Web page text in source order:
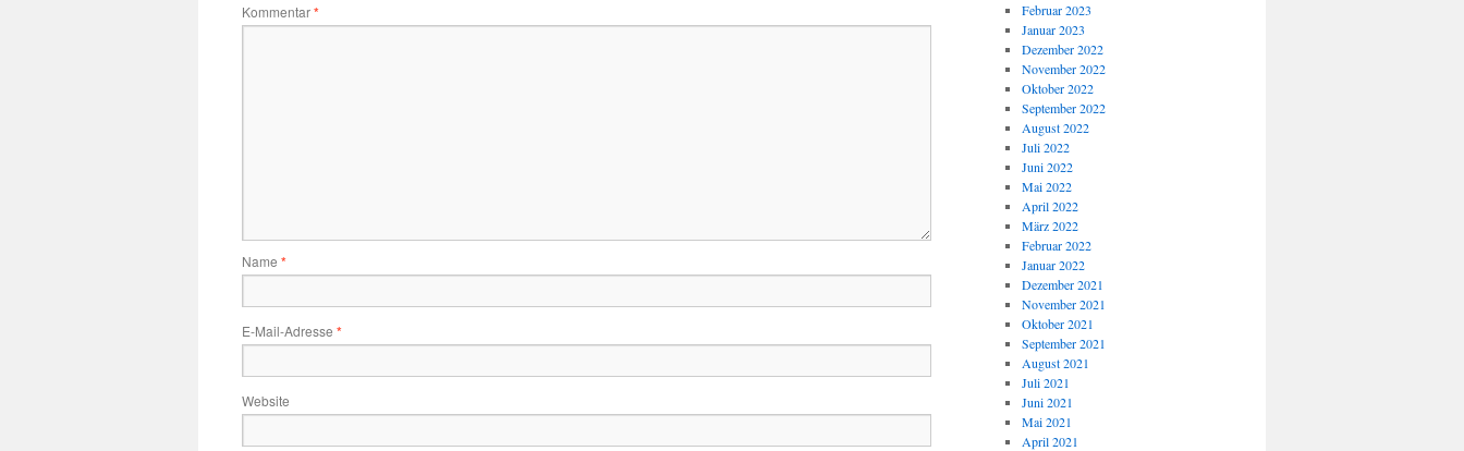
Kommentar*
Name *
E-Mail-Adresse *
Website
Februar 2023
Januar 2023
Dezember 2022
November 2022
Oktober 2022
September 2022
August 2022
Juli 2022
Juni 2022
Mai 2022
April 2022
März 2022
Februar 2022
Januar 2022
Dezember 2021
November 2021
Oktober 2021
September 2021
August 2021
Juli 2021
Juni 2021
Mai 2021
April 2021